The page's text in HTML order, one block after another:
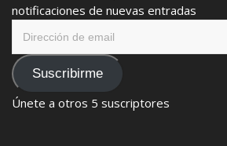
notificaciones de nuevas entradas
emailSuscribirme
Únete a otros 5 suscriptores